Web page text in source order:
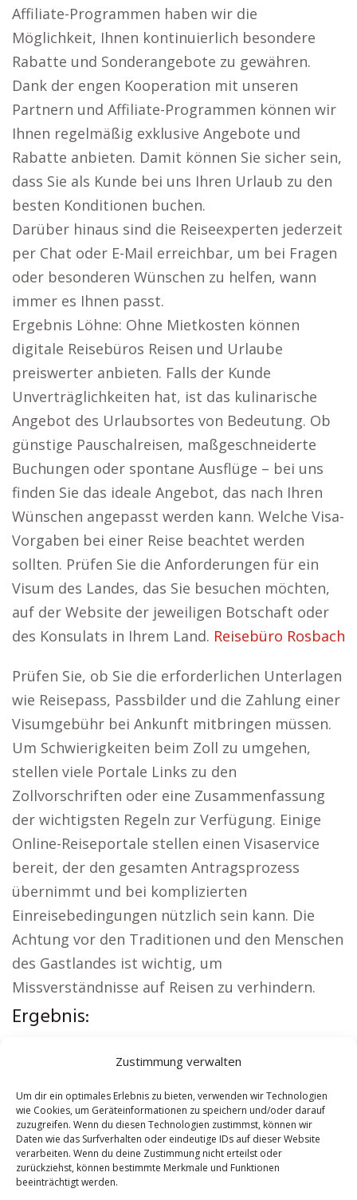
Zustimmung verwalten
Um dir ein optimales Erlebnis zu bieten, verwenden wir Technologien
wie Cookies, um Geräteinformationen zu speichern und/oder darauf
zuzugreifen. Wenn du diesen Technologien zustimmst, können wir
Daten wie das Surfverhalten oder eindeutige IDs auf dieser Website
verarbeiten. Wenn du deine Zustimmung nicht erteilst oder
zurückziehst, können bestimmte Merkmale und Funktionen
beeinträchtigt werden.
Affiliate-Programmen haben wir die
Möglichkeit, Ihnen kontinuierlich besondere
Rabatte und Sonderangebote zu gewähren.
Dank der engen Kooperation mit unseren
Partnern und Affiliate-Programmen können wir
Ihnen regelmäßig exklusive Angebote und
Rabatte anbieten. Damit können Sie sicher sein,
dass Sie als Kunde bei uns Ihren Urlaub zu den
besten Konditionen buchen.
Darüber hinaus sind die Reiseexperten jederzeit
per Chat oder E-Mail erreichbar, um bei Fragen
oder besonderen Wünschen zu helfen, wann
immer es Ihnen passt.
Ergebnis Löhne: Ohne Mietkosten können
digitale Reisebüros Reisen und Urlaube
preiswerter anbieten. Falls der Kunde
Unverträglichkeiten hat, ist das kulinarische
Angebot des Urlaubsortes von Bedeutung. Ob
günstige Pauschalreisen, maßgeschneiderte
Buchungen oder spontane Ausflüge – bei uns
finden Sie das ideale Angebot, das nach Ihren
Wünschen angepasst werden kann. Welche Visa-
Vorgaben bei einer Reise beachtet werden
sollten. Prüfen Sie die Anforderungen für ein
Visum des Landes, das Sie besuchen möchten,
auf der Website der jeweiligen Botschaft oder
des Konsulats in Ihrem Land. Reisebüro Rosbach
Prüfen Sie, ob Sie die erforderlichen Unterlagen
wie Reisepass, Passbilder und die Zahlung einer
Visumgebühr bei Ankunft mitbringen müssen.
Um Schwierigkeiten beim Zoll zu umgehen,
stellen viele Portale Links zu den
Zollvorschriften oder eine Zusammenfassung
der wichtigsten Regeln zur Verfügung. Einige
Online-Reiseportale stellen einen Visaservice
bereit, der den gesamten Antragsprozess
übernimmt und bei komplizierten
Einreisebedingungen nützlich sein kann. Die
Achtung vor den Traditionen und den Menschen
des Gastlandes ist wichtig, um
Missverständnisse auf Reisen zu verhindern.
Ergebnis:
Sicherheitsdienst Löhne|Versicherung Löhne
Hundeschule Löhne| Schamane Löhne|
Reisebüro Löhne
Contents [show]